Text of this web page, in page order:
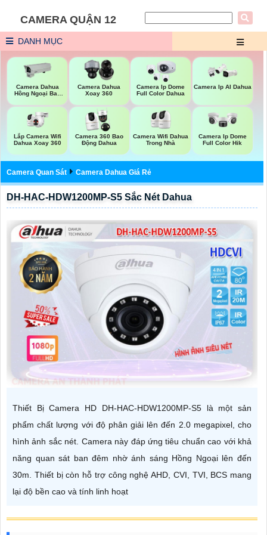
CAMERA QUẬN 12
DANH MỤC
Camera Dahua
Hồng Ngoại Ban
Camera Dahua
Xoay 360
Camera Ip Dome
Full Color Dahua
Camera Ip AI Dahua
Lắp Camera Wifi
Dahua Xoay 360
Camera 360 Bao
Động Dahua
Camera Wifi Dahua
Trong Nhà
Camera Ip Dome
Full Color Hik
Camera Quan Sát Camera Dahua Giá Rẻ
DH-HAC-HDW1200MP-S5 Sắc Nét Dahua
Thiết Bị Camera HD DH-HAC-HDW1200MP-S5 là một sản
phẩm chất lượng với độ phân giải lên đến 2.0 megapixel, cho
hình ảnh sắc nét. Camera này đáp ứng tiêu chuẩn cao với khả
năng quan sát ban đêm nhờ ánh sáng Hồng Ngoại lên đến
30m. Thiết bị còn hỗ trợ công nghệ AHD, CVI, TVI, BCS mang
lại độ bền cao và tính linh hoạt